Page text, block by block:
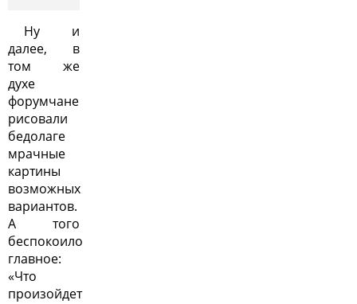
Ну и
далее, в
том же
духе
форумчане
рисовали
бедолаге
мрачные
картины
возможных
вариантов.
А того
беспокоило
главное:
«Что
произойдет